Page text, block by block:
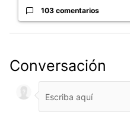
103 comentarios
Conversación